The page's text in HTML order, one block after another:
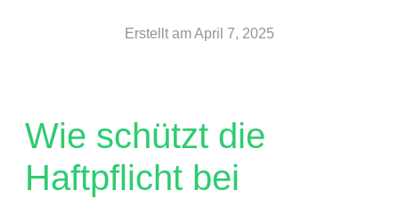
Erstellt amApril 7, 2025
Wie schützt die
Haftpflicht bei